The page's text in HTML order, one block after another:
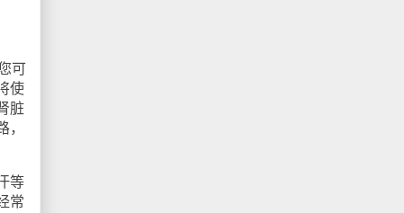
可
使
脏
等
常